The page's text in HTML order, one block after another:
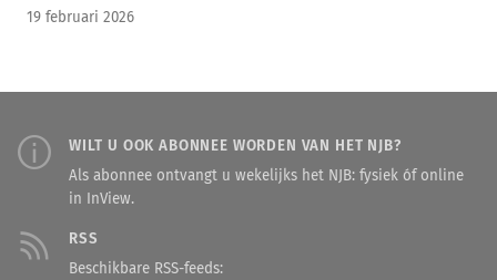
19 februari 2026
WILT U OOK ABONNEE WORDEN VAN HET NJB?
Als abonnee ontvangt u wekelijks het NJB: fysiek óf online
in InView.
RSS
Beschikbare RSS-feeds: